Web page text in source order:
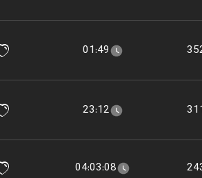
01:49
23:12
04:03:08